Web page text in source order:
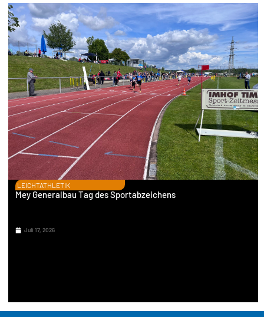
LEICHTATHLETIK
Mey Generalbau Tag des Sportabzeichens
Juli 17, 2026